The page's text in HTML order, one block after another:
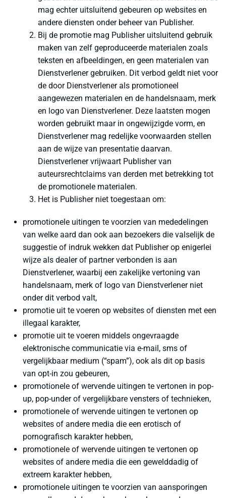
mag echter uitsluitend gebeuren op websites en
andere diensten onder beheer van Publisher.
Bij de promotie mag Publisher uitsluitend gebruik
maken van zelf geproduceerde materialen zoals
teksten en afbeeldingen, en geen materialen van
Dienstverlener gebruiken. Dit verbod geldt niet voor
de door Dienstverlener als promotioneel
aangewezen materialen en de handelsnaam, merk
en logo van Dienstverlener. Deze laatsten mogen
worden gebruikt maar in ongewijzigde vorm, en
Dienstverlener mag redelijke voorwaarden stellen
aan de wijze van presentatie daarvan.
Dienstverlener vrijwaart Publisher van
auteursrechtclaims van derden met betrekking tot
de promotionele materialen.
Het is Publisher niet toegestaan om:
promotionele uitingen te voorzien van mededelingen
van welke aard dan ook aan bezoekers die valselijk de
suggestie of indruk wekken dat Publisher op enigerlei
wijze als dealer of partner verbonden is aan
Dienstverlener, waarbij een zakelijke vertoning van
handelsnaam, merk of logo van Dienstverlener niet
onder dit verbod valt,
promotie uit te voeren op websites of diensten met een
illegaal karakter,
promotie uit te voeren middels ongevraagde
elektronische communicatie via e-mail, sms of
vergelijkbaar medium (“spam”), ook als dit op basis
van opt-in zou gebeuren,
promotionele of wervende uitingen te vertonen in pop-
up, pop-under of vergelijkbare vensters of technieken,
promotionele of wervende uitingen te vertonen op
websites of andere media die een erotisch of
pornografisch karakter hebben,
promotionele of wervende uitingen te vertonen op
websites of andere media die een gewelddadig of
extreem karakter hebben,
promotionele uitingen te voorzien van aansporingen